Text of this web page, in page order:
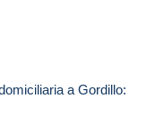
a Gordillo: